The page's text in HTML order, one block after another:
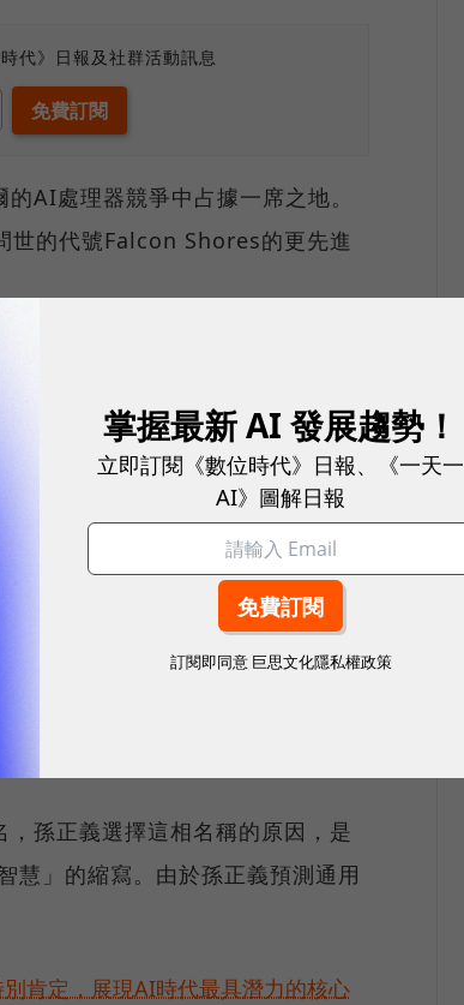
代》日報及社群活動訊息
AI處理器競爭中占據一席之地。
的代號Falcon Shores的更先進
心勃勃的AI計劃，旨在開發具有
不僅包括硬體開發，還涵蓋軟體
。
1000億美元成立AI晶片企業，以
。為此，孫正義積極尋求來自沙
等科技公司尋求合作。但由於
據中心基礎設施，這些科技巨頭
孫正義選擇這相名稱的原因，是
慧」的縮寫。由於孫正義預測通用
肯定，展現AI時代最具潛力的核心
掌握最新 AI 發展趨勢！
立即訂閱《數位時代》日報、《一天一
AI》圖解日報
訂閱即同意 巨思文化隱私權政策